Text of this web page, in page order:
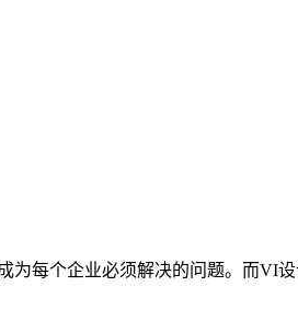
每个企业必须解决的问题。而VI